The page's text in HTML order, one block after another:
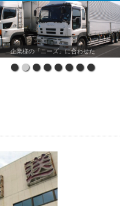
企業様の「ニーズ」に合わせた